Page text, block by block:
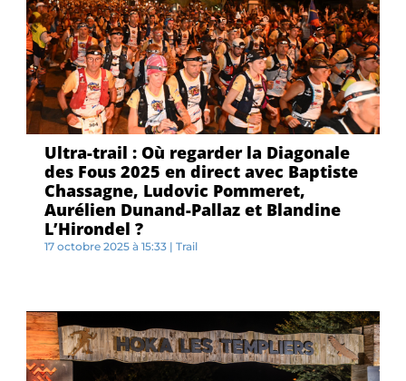
Ultra-trail : Où regarder la Diagonale
des Fous 2025 en direct avec Baptiste
Chassagne, Ludovic Pommeret,
Aurélien Dunand-Pallaz et Blandine
L’Hirondel ?
17 octobre 2025 à 15:33 | Trail